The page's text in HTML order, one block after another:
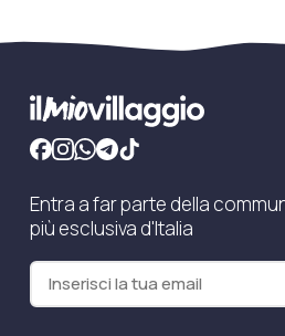
Entra a far parte della
più esclusiva d'Italia